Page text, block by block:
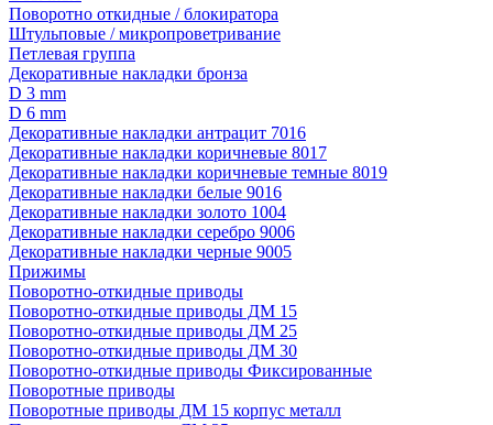
Поворотно откидные / блокиратора
Штульповые / микропроветривание
Петлевая группа
Декоративные накладки бронза
D 3 mm
D 6 mm
Декоративные накладки антрацит 7016
Декоративные накладки коричневые 8017
Декоративные накладки коричневые темные 8019
Декоративные накладки белые 9016
Декоративные накладки золото 1004
Декоративные накладки серебро 9006
Декоративные накладки черные 9005
Прижимы
Поворотно-откидные приводы
Поворотно-откидные приводы ДМ 15
Поворотно-откидные приводы ДМ 25
Поворотно-откидные приводы ДМ 30
Поворотно-откидные приводы Фиксированные
Поворотные приводы
Поворотные приводы ДМ 15 корпус металл